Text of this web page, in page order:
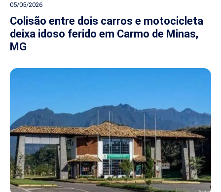
05/05/2026
Colisão entre dois carros e motocicleta
deixa idoso ferido em Carmo de Minas,
MG